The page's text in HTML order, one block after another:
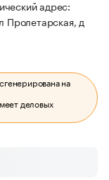
адрес:
д
на
деловых